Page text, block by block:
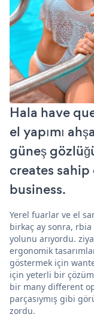
Hala have
el yapımı
güneş
creates
business.
Yerel fuarlar ve el
birkaç ay sonra, rbia
yolunu arıyordu.
ergonomik
göstermek için
için yeterli bir
bir many different
parçasıymış gibi
zordu.